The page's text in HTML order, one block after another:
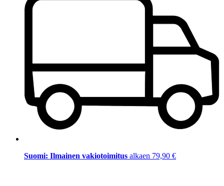
Suomi: Ilmainen vakiotoimitus alkaen 79,90 €